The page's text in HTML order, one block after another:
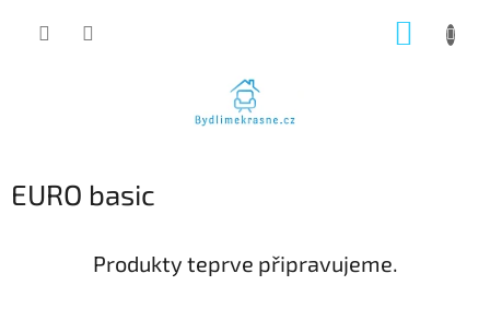
EURO basic
Produkty teprve připravujeme.